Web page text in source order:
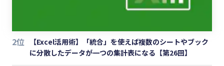
2位
【Excel活用術】「統合」を使えば複数のシートやブック
に分散したデータが一つの集計表になる【第26回】